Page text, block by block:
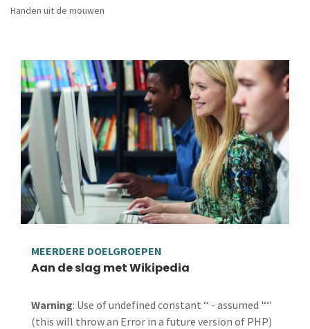
Handen uit de mouwen
MEERDERE DOELGROEPEN
Aan de slag met Wikipedia
Warning: Use of undefined constant ‘‘ - assumed '‘‘'
(this will throw an Error in a future version of PHP)